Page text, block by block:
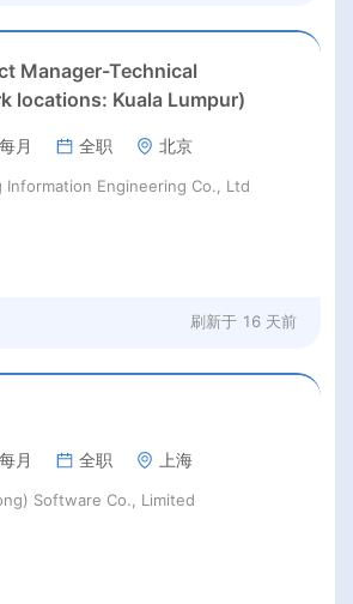
Manager-Technical
locations: Kuala Lumpur)
月 全职 北京
Information Engineering Co., Ltd
刷新于 16 天前
月 全职 上海
Software Co., Limited